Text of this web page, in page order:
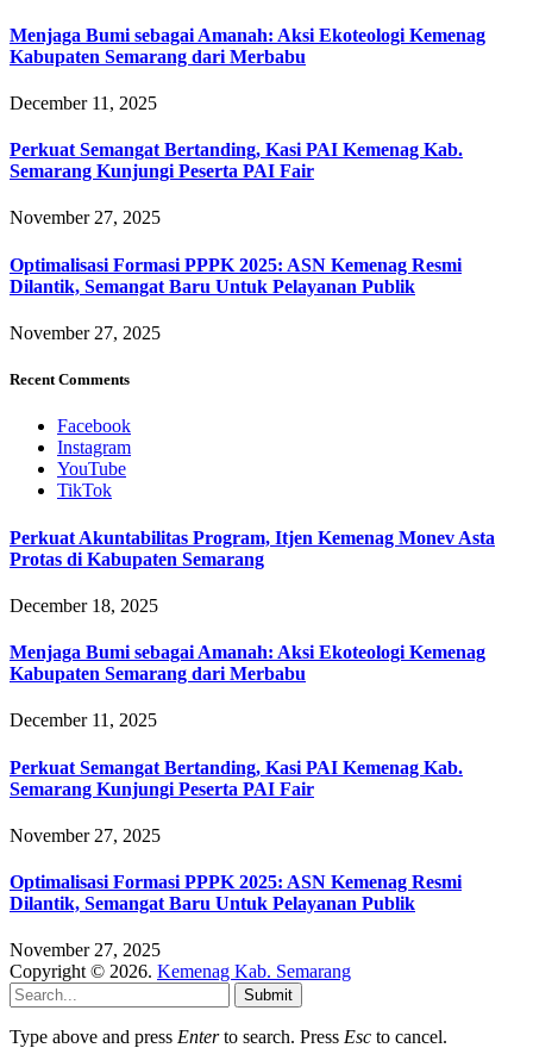
Menjaga Bumi sebagai Amanah: Aksi Ekoteologi Kemenag
Kabupaten Semarang dari Merbabu
December 11, 2025
Perkuat Semangat Bertanding, Kasi PAI Kemenag Kab.
Semarang Kunjungi Peserta PAI Fair
November 27, 2025
Optimalisasi Formasi PPPK 2025: ASN Kemenag Resmi
Dilantik, Semangat Baru Untuk Pelayanan Publik
November 27, 2025
Recent Comments
Facebook
Instagram
YouTube
TikTok
Perkuat Akuntabilitas Program, Itjen Kemenag Monev Asta
Protas di Kabupaten Semarang
December 18, 2025
Menjaga Bumi sebagai Amanah: Aksi Ekoteologi Kemenag
Kabupaten Semarang dari Merbabu
December 11, 2025
Perkuat Semangat Bertanding, Kasi PAI Kemenag Kab.
Semarang Kunjungi Peserta PAI Fair
November 27, 2025
Optimalisasi Formasi PPPK 2025: ASN Kemenag Resmi
Dilantik, Semangat Baru Untuk Pelayanan Publik
November 27, 2025
Copyright © 2026. Kemenag Kab. Semarang
Submit
Type above and press Enterto search. Press Esc to cancel.